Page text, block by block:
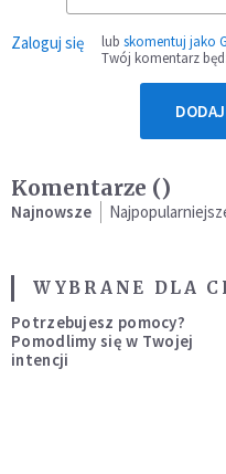
Zaloguj się lub skomentuj jako
Twój komentarz
Komentarze ()
Najnowsze
WYBRANE DLA
Potrzebujesz pomocy?
Pomodlimy się w Twojej
intencji